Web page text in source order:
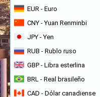
EUR - Euro
CNY - Yuan Renminbi
JPY - Yen
RUB - Rublo ruso
GBP - Libra esterlina
BRL - Real brasileño
CAD - Dólar canadiense